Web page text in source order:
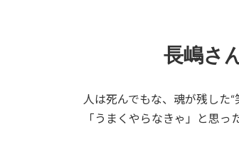
長嶋さ
人は死んでもな、魂が残した“
「うまくやらなきゃ」と思っ